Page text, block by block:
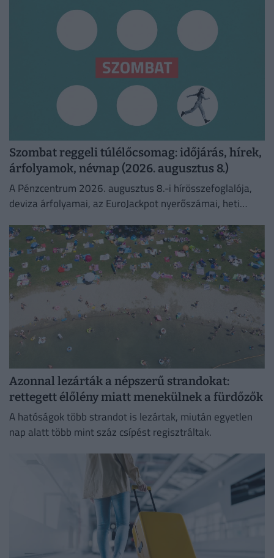
Szombat reggeli túlélőcsomag: időjárás, hírek,
árfolyamok, névnap (2026. augusztus 8.)
A Pénzcentrum 2026. augusztus 8.-i hírösszefoglalója,
deviza árfolyamai, az EuroJackpot nyerőszámai, heti
Azonnal lezárták a népszerű strandokat:
rettegett élőlény miatt menekülnek a fürdőzők
A hatóságok több strandot is lezártak, miután egyetlen
nap alatt több mint száz csípést regisztráltak.